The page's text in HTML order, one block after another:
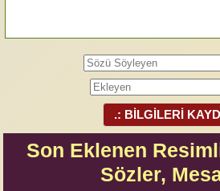
.: BİLGİLERİ
Son Eklenen
Sözler,